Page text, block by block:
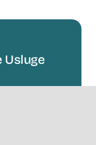
Usluge